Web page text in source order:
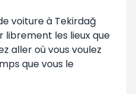
voiture à Tekirdağ
les lieux que
aller où vous voulez
que vous le